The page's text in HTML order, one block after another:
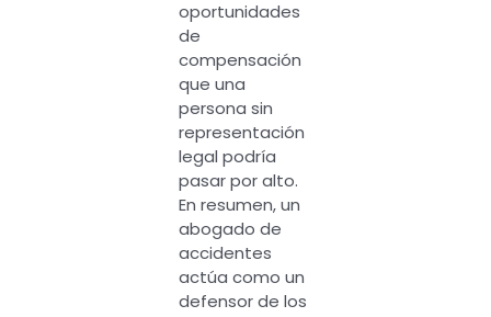
oportunidades
de
compensación
que una
persona sin
representación
legal podría
pasar por alto.
En resumen, un
abogado de
accidentes
actúa como un
defensor de los